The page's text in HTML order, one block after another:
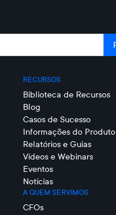
RECURSOS
Biblioteca de Recursos
Blog
Casos de Sucesso
Informações do Produto
Relatórios e Guias
Vídeos e Webinars
Eventos
Notícias
A QUEM SERVIMOS
CFOs